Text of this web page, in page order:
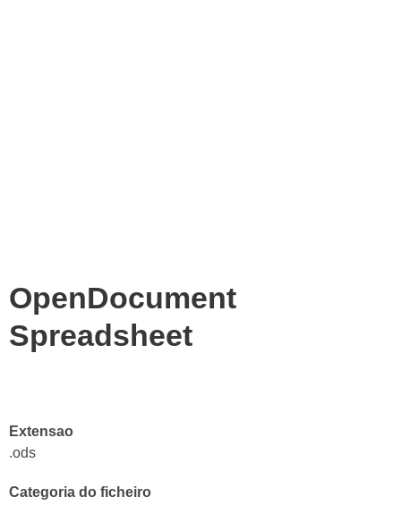
OpenDocument
Spreadsheet
Extensao
.ods
Categoria do ficheiro